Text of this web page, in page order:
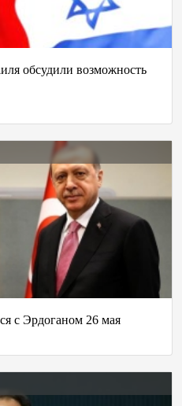
обсудили возможность
с Эрдоганом 26 мая